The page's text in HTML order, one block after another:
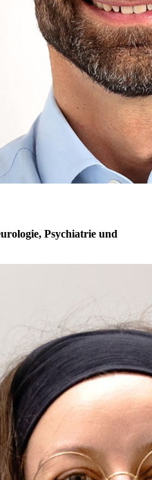
Psychiatrie und